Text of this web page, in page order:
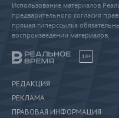
Использование материалов
предварительного согласия
прямая гиперссылка
воспроизведении материалов.
18+
РЕДАКЦИЯ
РЕКЛАМА
ПРАВОВАЯ ИНФОРМАЦИЯ